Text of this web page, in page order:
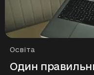
Рубрики
Освіта
Один